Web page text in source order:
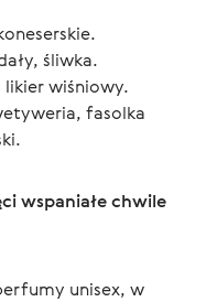
śliwka.
wiśniowy.
fasolka
wspaniałe chwile
unisex, w